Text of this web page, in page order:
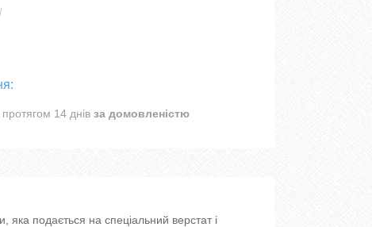
14 днів за домовленістю
яка подається на спеціальний верстат і